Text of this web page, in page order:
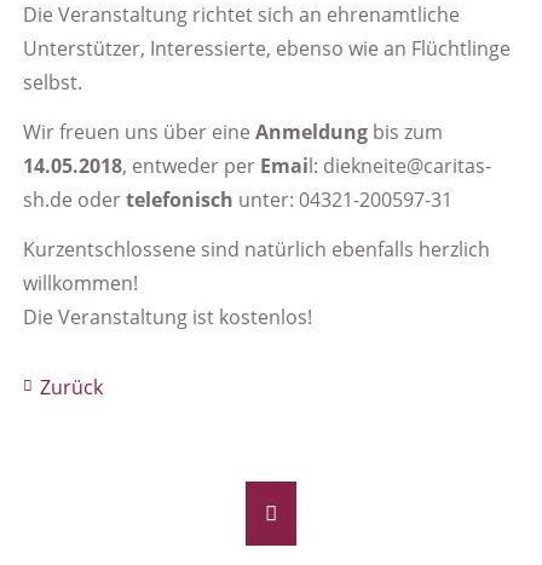
Die Veranstaltung richtet sich an ehrenamtliche
Unterstützer, Interessierte, ebenso wie an Flüchtlinge
selbst.
Wir freuen uns über eine Anmeldungbis zum
14.05.2018, entweder per Email: diekneite@caritas-
sh.de odertelefonisch unter: 04321-200597-31
Kurzentschlossene sind natürlich ebenfalls herzlich
willkommen!
Die Veranstaltung ist kostenlos!
Zurück